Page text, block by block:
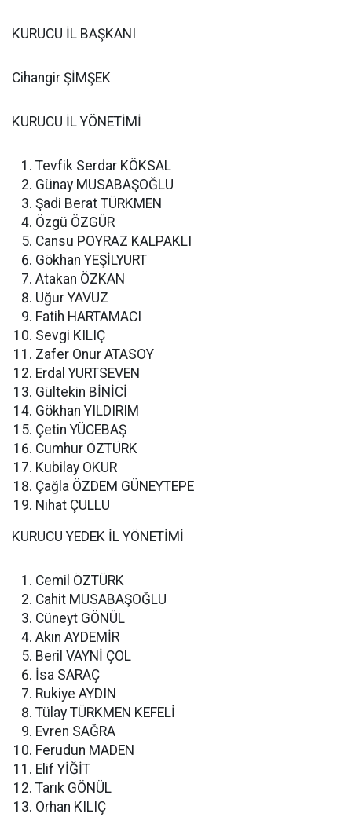
KURUCU İL BAŞKANI
Cihangir ŞİMŞEK
KURUCU İL YÖNETİMİ
Tevfik Serdar KÖKSAL
Günay MUSABAŞOĞLU
Şadi Berat TÜRKMEN
Özgü ÖZGÜR
Cansu POYRAZ KALPAKLI
Gökhan YEŞİLYURT
Atakan ÖZKAN
Uğur YAVUZ
Fatih HARTAMACI
Sevgi KILIÇ
Zafer Onur ATASOY
Erdal YURTSEVEN
Gültekin BİNİCİ
Gökhan YILDIRIM
Çetin YÜCEBAŞ
Cumhur ÖZTÜRK
Kubilay OKUR
Çağla ÖZDEM GÜNEYTEPE
Nihat ÇULLU
KURUCU YEDEK İL YÖNETİMİ
Cemil ÖZTÜRK
Cahit MUSABAŞOĞLU
Cüneyt GÖNÜL
Akın AYDEMİR
Beril VAYNİ ÇOL
İsa SARAÇ
Rukiye AYDIN
Tülay TÜRKMEN KEFELİ
Evren SAĞRA
Ferudun MADEN
Elif YİĞİT
Tarık GÖNÜL
Orhan KILIÇ